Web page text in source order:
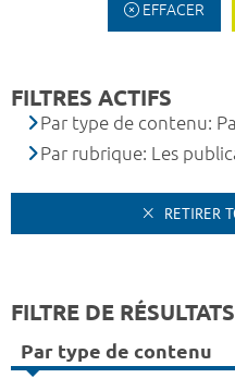
EFFACER
FILTRES ACTIFS
Par type de contenu:
Par rubrique: Les
RETIRER
FILTRE DE RÉSULTATS
Par type de contenu